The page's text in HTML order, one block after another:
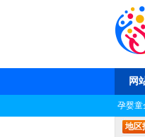
网
孕婴童
地区